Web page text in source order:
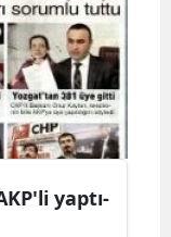
yap­tı­